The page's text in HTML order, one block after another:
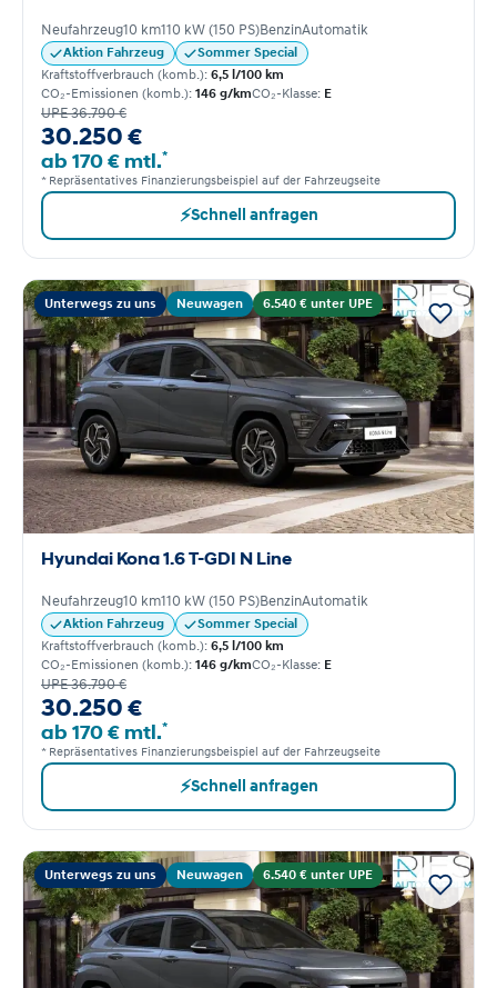
Neufahrzeug10 km110 kW (150 PS)BenzinAutomatik
Aktion Fahrzeug
Sommer Special
Kraftstoffverbrauch (komb.): 6,5 l/100 km
CO₂-Emissionen (komb.): 146 g/kmCO₂-Klasse: E
UPE 36.790 €
30.250 €
ab 170 € mtl.*
* Repräsentatives Finanzierungsbeispiel auf der Fahrzeugseite
⚡Schnell anfragen
Unterwegs zu uns Neuwagen 6.540 € unter UPE
Hyundai Kona 1.6 T-GDI N Line
Neufahrzeug10 km110 kW (150 PS)BenzinAutomatik
Aktion Fahrzeug
Sommer Special
Kraftstoffverbrauch (komb.): 6,5 l/100 km
CO₂-Emissionen (komb.): 146 g/kmCO₂-Klasse: E
UPE 36.790 €
30.250 €
ab 170 € mtl.*
* Repräsentatives Finanzierungsbeispiel auf der Fahrzeugseite
⚡Schnell anfragen
Unterwegs zu uns Neuwagen 6.540 € unter UPE